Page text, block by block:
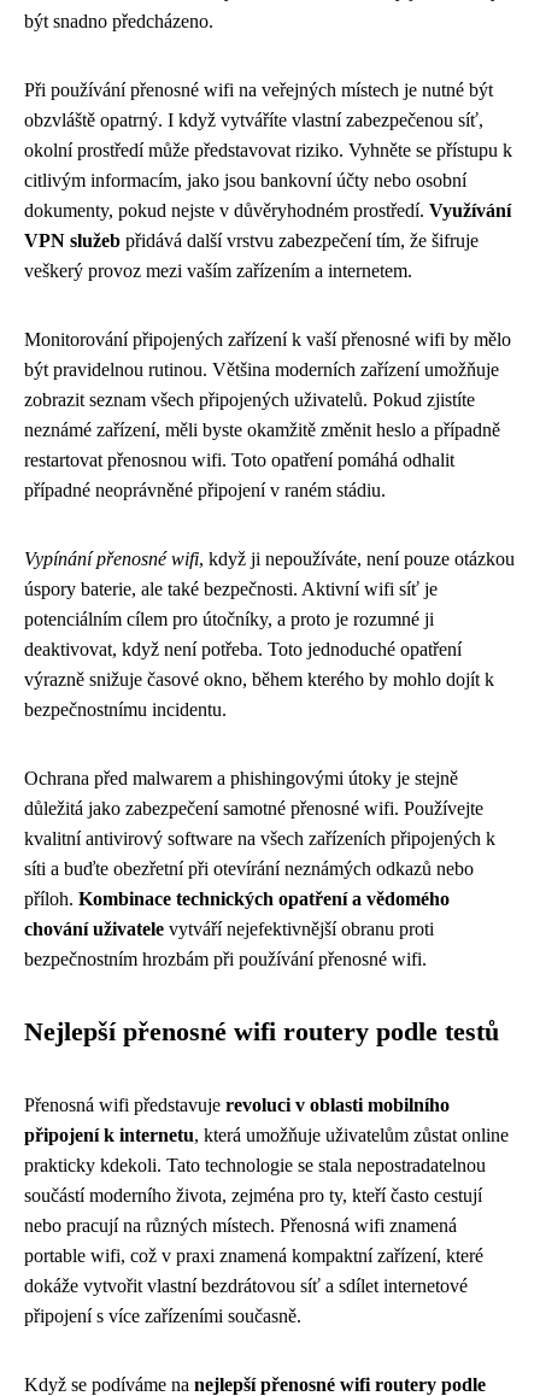
být snadno předcházeno.
Při používání přenosné wifi na veřejných místech je nutné být
obzvláště opatrný. I když vytváříte vlastní zabezpečenou síť,
okolní prostředí může představovat riziko. Vyhněte se přístupu k
citlivým informacím, jako jsou bankovní účty nebo osobní
dokumenty, pokud nejste v důvěryhodném prostředí. Využívání
VPN služeb přidává další vrstvu zabezpečení tím, že šifruje
veškerý provoz mezi vaším zařízením a internetem.
Monitorování připojených zařízení k vaší přenosné wifi by mělo
být pravidelnou rutinou. Většina moderních zařízení umožňuje
zobrazit seznam všech připojených uživatelů. Pokud zjistíte
neznámé zařízení, měli byste okamžitě změnit heslo a případně
restartovat přenosnou wifi. Toto opatření pomáhá odhalit
případné neoprávněné připojení v raném stádiu.
Vypínání přenosné wifi, když ji nepoužíváte, není pouze otázkou
úspory baterie, ale také bezpečnosti. Aktivní wifi síť je
potenciálním cílem pro útočníky, a proto je rozumné ji
deaktivovat, když není potřeba. Toto jednoduché opatření
výrazně snižuje časové okno, během kterého by mohlo dojít k
bezpečnostnímu incidentu.
Ochrana před malwarem a phishingovými útoky je stejně
důležitá jako zabezpečení samotné přenosné wifi. Používejte
kvalitní antivirový software na všech zařízeních připojených k
síti a buďte obezřetní při otevírání neznámých odkazů nebo
příloh. Kombinace technických opatření a vědomého
chování uživatele vytváří nejefektivnější obranu proti
bezpečnostním hrozbám při používání přenosné wifi.
Nejlepší přenosné wifi routery podle testů
Přenosná wifi představuje revoluci v oblasti mobilního
připojení k internetu, která umožňuje uživatelům zůstat online
prakticky kdekoli. Tato technologie se stala nepostradatelnou
součástí moderního života, zejména pro ty, kteří často cestují
nebo pracují na různých místech. Přenosná wifi znamená
portable wifi, což v praxi znamená kompaktní zařízení, které
dokáže vytvořit vlastní bezdrátovou síť a sdílet internetové
připojení s více zařízeními současně.
Když se podíváme na nejlepší přenosné wifi routery podle